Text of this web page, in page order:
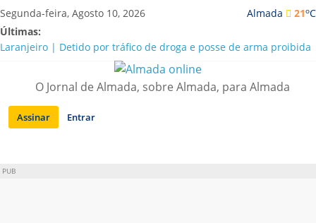
Saltar
para
conteúdo
Almada 21oC
Segunda-feira, Agosto 10, 2026
Últimas:
Laranjeiro | Detido por tráfico de droga e posse de arma proibida
A “crise” da água em Almada: ilações e ensinamentos necessários
Costa da Caparica | Polícia Marítima e ASAE detectam
irregularidades em habitações e restaurantes
APA diz que falta de água em Almada “foi um problema de má
O Jornal de Almada, sobre Almada, para Almada
Assinar Entrar
PUB